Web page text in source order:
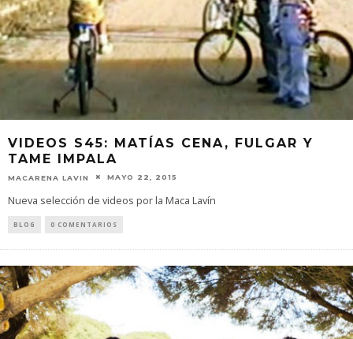
VIDEOS S45: MATÍAS CENA, FULGAR Y
TAME IMPALA
MACARENA LAVIN MAYO 22, 2015
Nueva selección de videos por la Maca Lavín
BLOG 0 COMENTARIOS